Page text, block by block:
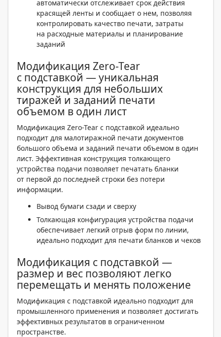
автоматически отслеживает срок действия
красящей ленты и сообщает о нем, позволяя
контролировать качество печати, затраты
на расходные материалы и планирование
заданий
Модификация Zero-Tear
с подставкой — уникальная
конструкция для небольших
тиражей и заданий печати
объемом в один лист
Модификация Zero-Tear с подставкой идеально
подходит для малотиражной печати документов
большого объема и заданий печати объемом в один
лист. Эффективная конструкция толкающего
устройства подачи позволяет печатать бланки
от первой до последней строки без потери
информации.
Вывод бумаги сзади и сверху
Толкающая конфигурация устройства подачи
обеспечивает легкий отрыв форм по линии,
идеально подходит для печати бланков и чеков
Модификация с подставкой —
размер и вес позволяют легко
перемещать и менять положение
Модификация с подставкой идеально подходит для
промышленного применения и позволяет достигать
эффективных результатов в ограниченном
пространстве.